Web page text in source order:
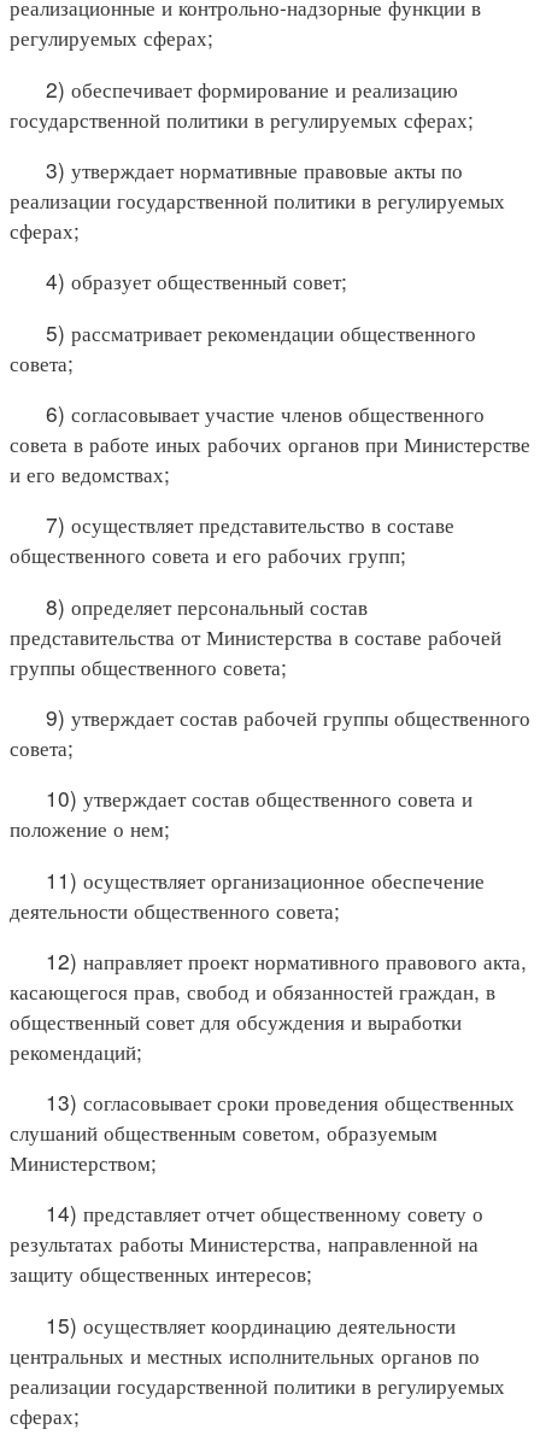
реализационные и контрольно-надзорные функции в
регулируемых сферах;
2) обеспечивает формирование и реализацию
государственной политики в регулируемых сферах;
3) утверждает нормативные правовые акты по
реализации государственной политики в регулируемых
сферах;
4) образует общественный совет;
5) рассматривает рекомендации общественного
совета;
6) согласовывает участие членов общественного
совета в работе иных рабочих органов при Министерстве
и его ведомствах;
7) осуществляет представительство в составе
общественного совета и его рабочих групп;
8) определяет персональный состав
представительства от Министерства в составе рабочей
группы общественного совета;
9) утверждает состав рабочей группы общественного
совета;
10) утверждает состав общественного совета и
положение о нем;
11) осуществляет организационное обеспечение
деятельности общественного совета;
12) направляет проект нормативного правового акта,
касающегося прав, свобод и обязанностей граждан, в
общественный совет для обсуждения и выработки
рекомендаций;
13) согласовывает сроки проведения общественных
слушаний общественным советом, образуемым
Министерством;
14) представляет отчет общественному совету о
результатах работы Министерства, направленной на
защиту общественных интересов;
15) осуществляет координацию деятельности
центральных и местных исполнительных органов по
реализации государственной политики в регулируемых
сферах;